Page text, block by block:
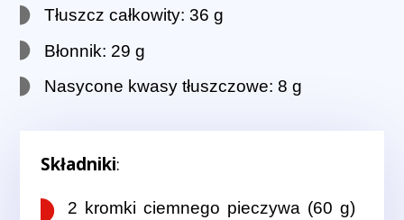
Tłuszcz całkowity: 36 g
Błonnik: 29 g
Nasycone kwasy tłuszczowe: 8 g
Składniki:
2 kromki ciemnego pieczywa (60 g)